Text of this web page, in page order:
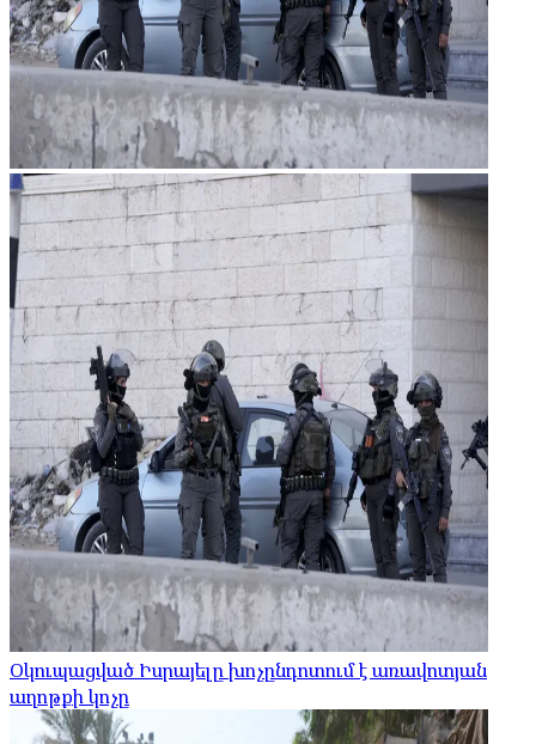
Օկուպացված Իսրայելը խոչընդոտում է առավոտյան
աղոթքի կոչը